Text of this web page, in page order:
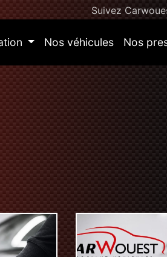
Suivez
Nos véhicules Nos